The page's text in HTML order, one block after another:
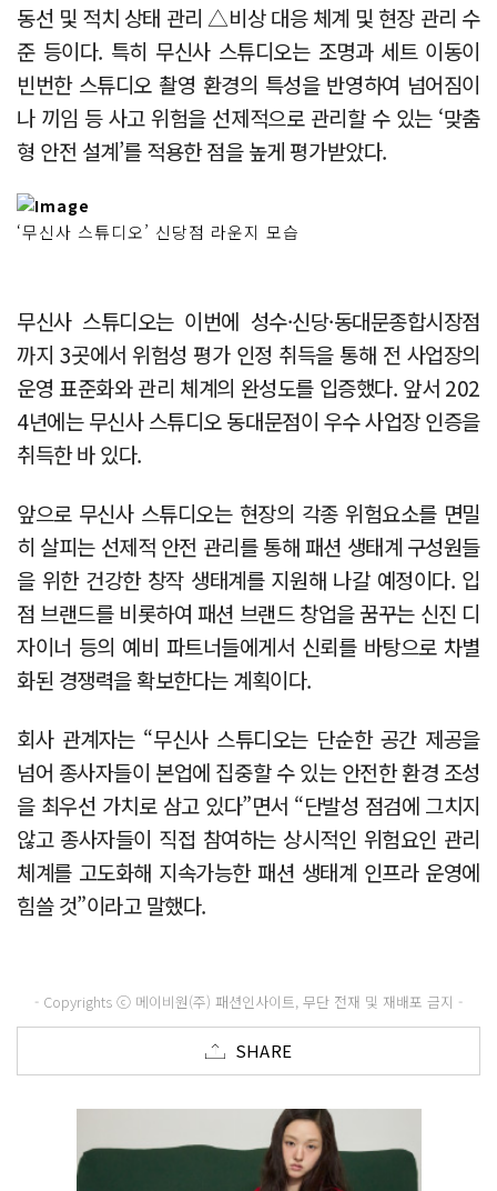
동선 및 적치 상태 관리 △비상 대응 체계 및 현장 관리 수
준 등이다. 특히 무신사 스튜디오는 조명과 세트 이동이
빈번한 스튜디오 촬영 환경의 특성을 반영하여 넘어짐이
나 끼임 등 사고 위험을 선제적으로 관리할 수 있는 ‘맞춤
형 안전 설계’를 적용한 점을 높게 평가받았다.
‘무신사 스튜디오’ 신당점 라운지 모습
무신사 스튜디오는 이번에 성수·신당·동대문종합시장점
까지 3곳에서 위험성 평가 인정 취득을 통해 전 사업장의
운영 표준화와 관리 체계의 완성도를 입증했다. 앞서 202
4년에는 무신사 스튜디오 동대문점이 우수 사업장 인증을
취득한 바 있다.
앞으로 무신사 스튜디오는 현장의 각종 위험요소를 면밀
히 살피는 선제적 안전 관리를 통해 패션 생태계 구성원들
을 위한 건강한 창작 생태계를 지원해 나갈 예정이다. 입
점 브랜드를 비롯하여 패션 브랜드 창업을 꿈꾸는 신진 디
자이너 등의 예비 파트너들에게서 신뢰를 바탕으로 차별
화된 경쟁력을 확보한다는 계획이다.
회사 관계자는 “무신사 스튜디오는 단순한 공간 제공을
넘어 종사자들이 본업에 집중할 수 있는 안전한 환경 조성
을 최우선 가치로 삼고 있다”면서 “단발성 점검에 그치지
않고 종사자들이 직접 참여하는 상시적인 위험요인 관리
체계를 고도화해 지속가능한 패션 생태계 인프라 운영에
힘쓸 것”이라고 말했다.
- Copyrights ⓒ 메이비원(주) 패션인사이트, 무단 전재 및 재배포 금지 -
SHARE